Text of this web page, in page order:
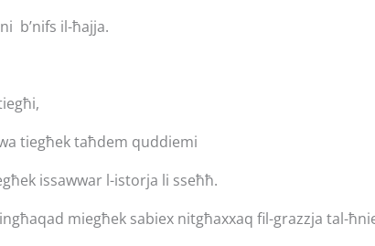
b’nifs il-ħajja.
tiegħek taħdem quddiemi
issawwar l-istorja li sseħħ.
miegħek sabiex nitgħaxxaq fil-grazzja tal-